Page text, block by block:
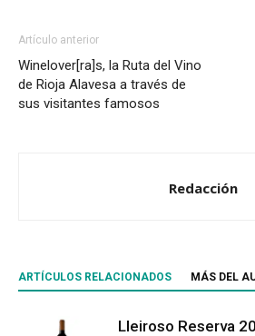
Artículo anterior
Winelover[ra]s, la Ruta del Vino
de Rioja Alavesa a través de
sus visitantes famosos
Redacción
ARTÍCULOS RELACIONADOS MÁS DEL
Lleiroso Reserva